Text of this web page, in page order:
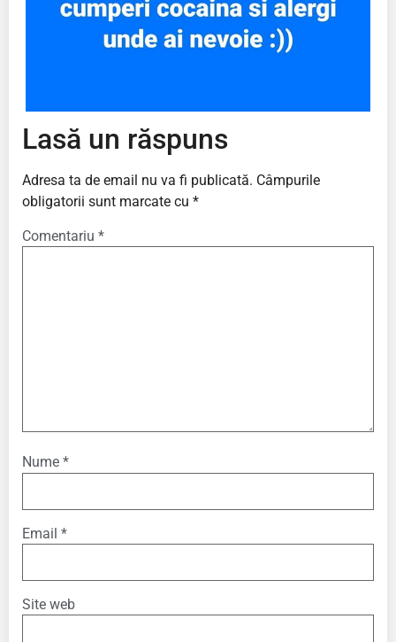
Lasă un răspuns
Adresa ta de email nu va fi publicată. Câmpurile
obligatorii sunt marcate cu *
Comentariu *
Nume *
Email *
Site web